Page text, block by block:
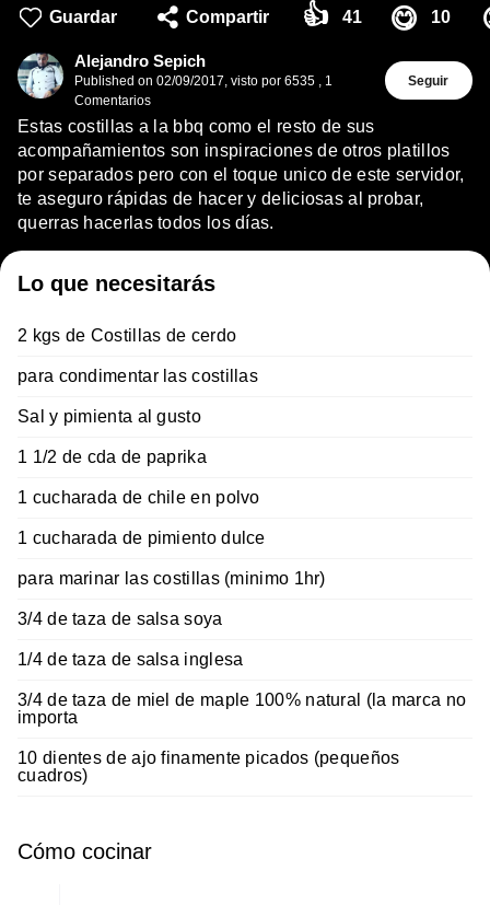
Guardar Compartir 👍 41 😋 10
Alejandro Sepich
Published on 02/09/2017 visto por 6535
1
Comentarios
Seguir
Estas costillas a la bbq como el resto de sus
acompañamientos son inspiraciones de otros platillos
por separados pero con el toque unico de este servidor,
te aseguro rápidas de hacer y deliciosas al probar,
querras hacerlas todos los días.
Lo que necesitarás
2 kgs de Costillas de cerdo
para condimentar las costillas
Sal y pimienta al gusto
1 1/2 de cda de paprika
1 cucharada de chile en polvo
1 cucharada de pimiento dulce
para marinar las costillas (minimo 1hr)
3/4 de taza de salsa soya
1/4 de taza de salsa inglesa
3/4 de taza de miel de maple 100% natural (la marca no
importa
10 dientes de ajo finamente picados (pequeños
cuadros)
Cómo cocinar